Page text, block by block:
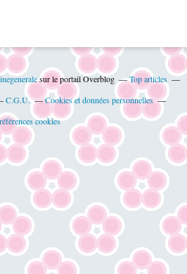
sur le portail Overblog
Top articles
C.G.U.
Cookies et données personnelles
cookies